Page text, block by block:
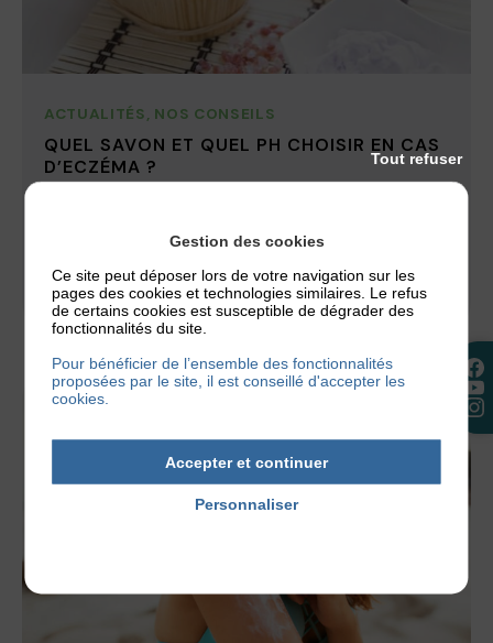
ACTUALITÉS, NOS CONSEILS
QUEL SAVON ET QUEL PH CHOISIR EN CAS
D’ECZÉMA ?
2 juillet 2026
Gestion des cookies
Ce site peut déposer lors de votre navigation sur les
pages des cookies et technologies similaires. Le refus
de certains cookies est susceptible de dégrader des
fonctionnalités du site.
Pour bénéficier de l’ensemble des fonctionnalités
proposées par le site, il est conseillé d'accepter les
cookies.
Accepter et continuer
Tout refuser
Personnaliser